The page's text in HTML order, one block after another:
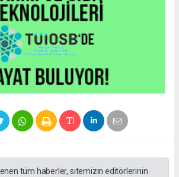
tüm haberler, sitemizin editörlerinin